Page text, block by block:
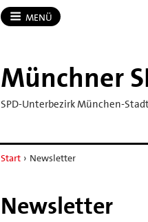
MENÜ
Münchner
SPD-Unterbezirk München-Stadt
Start › Newsletter
Newsletter